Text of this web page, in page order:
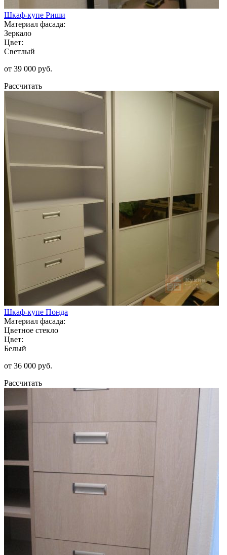
Шкаф-купе Риши
Материал фасада:
Зеркало
Цвет:
Светлый
от 39 000 руб.
Рассчитать
Шкаф-купе Понда
Материал фасада:
Цветное стекло
Цвет:
Белый
от 36 000 руб.
Рассчитать